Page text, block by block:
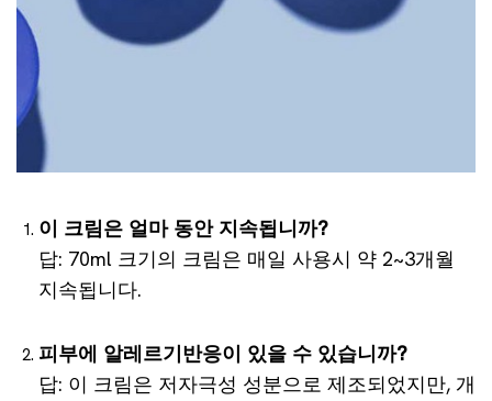
이 크림은 얼마 동안 지속됩니까?
답: 70ml 크기의 크림은 매일 사용시 약 2~3개월
지속됩니다.
피부에 알레르기반응이 있을 수 있습니까?
답: 이 크림은 저자극성 성분으로 제조되었지만, 개